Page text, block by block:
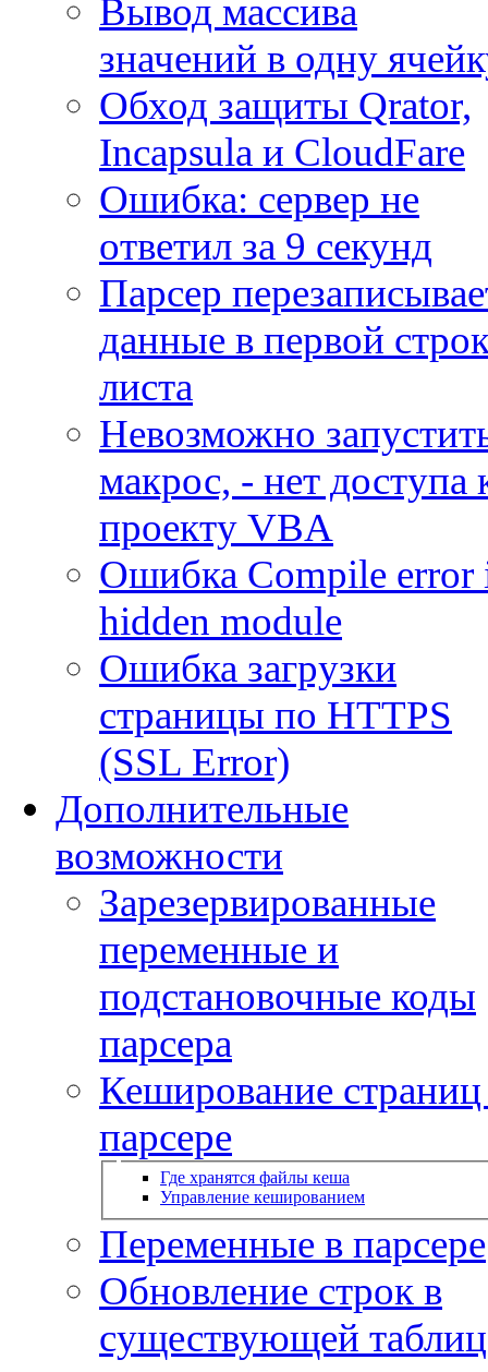
Вывод массива
значений в одну
Обход защиты Qrator,
Incapsula и CloudFare
Ошибка: сервер не
ответил за 9 секунд
Парсер
данные в первой
листа
Невозможно
макрос, - нет доступа
проекту VBA
Ошибка Compile error
hidden module
Ошибка загрузки
страницы по HTTPS
(SSL Error)
Дополнительные
возможности
Зарезервированные
переменные и
подстановочные коды
парсера
Кеширование страниц
парсере
Где хранятся файлы кеша
Управление кешированием
Переменные в парсере
Обновление строк в
существующей